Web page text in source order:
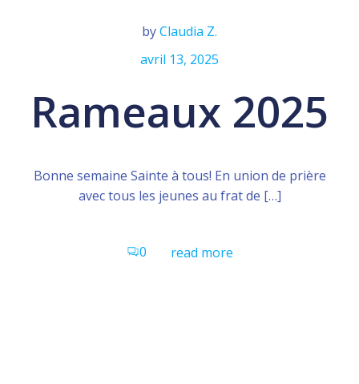
byClaudia Z.
avril 13, 2025
Rameaux 2025
Bonne semaine Sainte à tous! En union de prière
avec tous les jeunes au frat de […]
0 read more